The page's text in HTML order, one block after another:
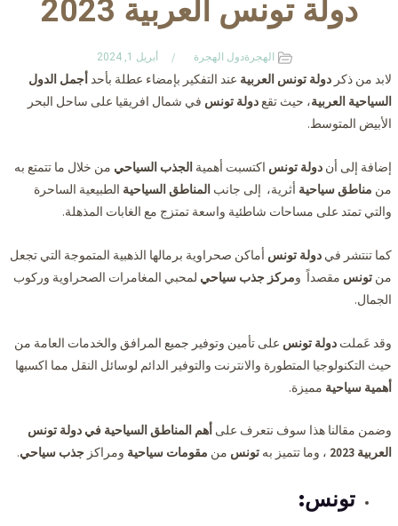
دولة تونس العربية 2023
الهجرةدول الهجرة أبريل 1, 2024
لابد من ذكردولة تونس العربية عند التفكير بإمضاء عطلة بأحد أجمل الدول
السياحية العربية، حيث تقعدولة تونس في شمال افريقيا على ساحل البحر
الأبيض المتوسط.
إضافة إلى أندولة تونس اكتسبت أهمية الجذب السياحي من خلال ما تتمتع به
من مناطق سياحية أثرية، إلى جانب المناطق السياحية الطبيعية الساحرة
والتي تمتد على مساحات شاطئية واسعة تمتزج مع الغابات المذهلة.
كما تنتشر فيدولة تونس أماكن صحراوية برمالها الذهبية المتموجة التي تجعل
منتونس مقصداً ومركز جذب سياحي لمحبي المغامرات الصحراوية وركوب
الجمال.
وقد عَملت دولة تونس على تأمين وتوفير جميع المرافق والخدمات العامة من
حيث التكنولوجيا المتطورة والانترنت والتوفير الدائم لوسائل النقل مما اكسبها
أهمية سياحية مميزة.
وضمن مقالنا هذا سوف نتعرف علىأهم المناطق السياحية في دولة تونس
العربية 2023
، وما تتميز بهتونس من مقومات سياحية ومراكزجذب سياحي.
تونس: